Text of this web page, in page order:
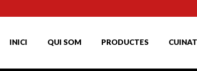
INICI QUI SOM PRODUCTES